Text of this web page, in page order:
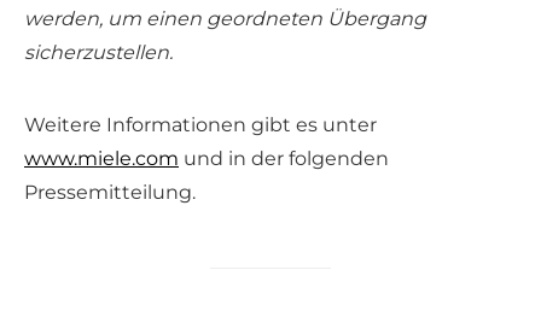
werden, um einen geordneten Übergang
sicherzustellen.
Weitere Informationen gibt es unter
www.miele.com und in der folgenden
Pressemitteilung.